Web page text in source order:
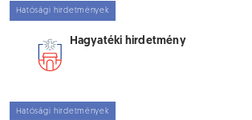
Hatósági hirdetmények
Hagyatéki hirdetmény
Hatósági hirdetmények